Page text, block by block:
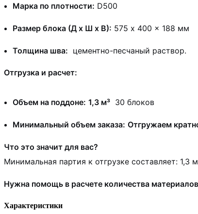
Марка по плотности: D500
Размер блока (Д х Ш х В): 575 x 400 x 188 мм
Толщина шва: цементно-песчаный раствор.
Отгрузка и расчет:
Объем на поддоне: 1,3 м³ 30 блоков
Минимальный объем заказа: Отгружаем
Что это значит для вас?
Минимальная партия к отгрузке составляет: 1,3
Нужна помощь в расчете количества
Характеристики